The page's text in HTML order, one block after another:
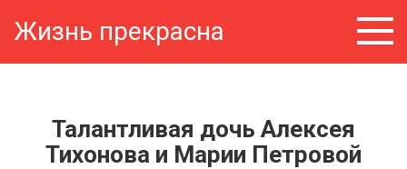
Жизнь прекрасна
Талантливая дочь Алексея
Тихонова и Марии Петровой